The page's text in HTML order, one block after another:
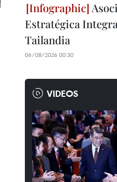
Estratégica
Tailandia
06/08/2026 00:30
VIDEOS